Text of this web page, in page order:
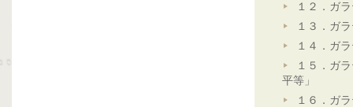
１２．ガ
１３．ガ
１４．ガ
１５．ガ
平等」
１６．ガ